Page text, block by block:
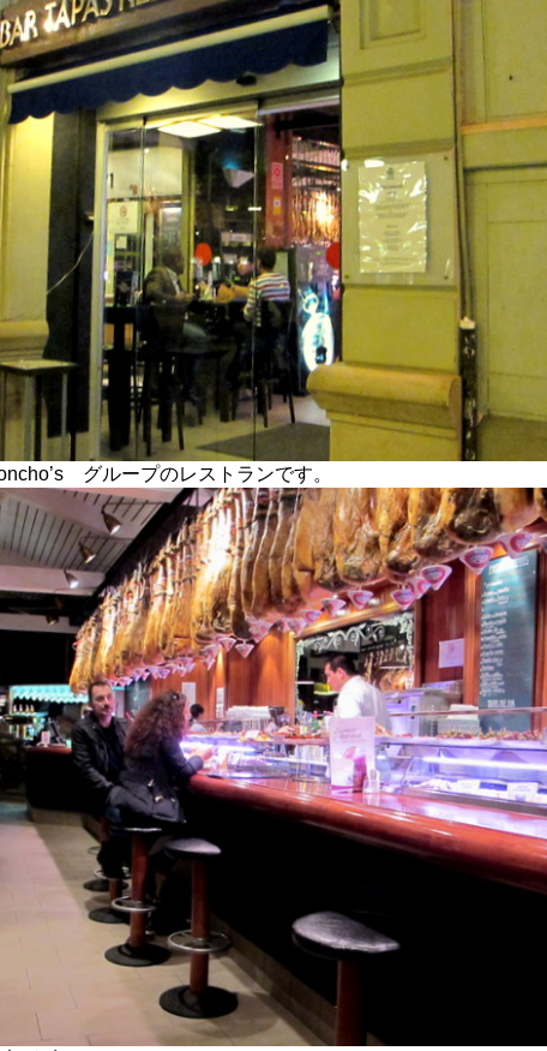
グループのレストランです。